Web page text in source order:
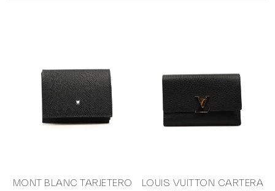
MONT BLANC TARJETERO
LOUIS VUITTON CARTERA